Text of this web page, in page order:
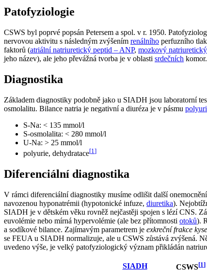
Patofyziologie
CSWS byl poprvé popsán Petersem a spol. v r. 1950.
nervovou aktivitu s následným zvýšením renálního perfuzního
faktorů (atriální natriuretický peptid – ANP, mozkový
jeho název), ale jeho převážná tvorba je v oblasti srdečních komor.
Diagnostika
Základem diagnostiky podobně jako u SIADH jsou laboratorní
osmolalitu. Bilance natria je negativní a diuréza je v pásmu
S-Na: < 135 mmol/l
S-osmolalita: < 280 mmol/l
U-Na: > 25 mmol/l
polyurie, dehydratace[1 ]
Diferenciální diagnostika
V rámci diferenciální diagnostiky musíme odlišit další
navozenou hyponatrémii (hypotonické infuze, diuretika).
SIADH je v dětském věku rovněž nejčastěji spojen s lézí CNS.
euvolémie nebo mírná hypervolémie (ale bez přítomnosti otoků).
a sodíkové bilance. Zajímavým parametrem je exkreční frakce
se FEUA u SIADH normalizuje, ale u CSWS zůstává zvýšená.
uvedeno výše, je velký patofyziologický význam přikládán
SIADH CSWS[1]